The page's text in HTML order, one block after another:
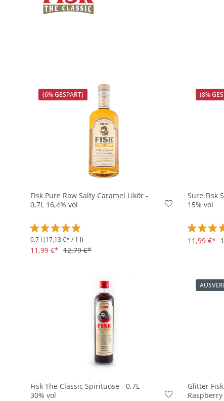
(6% GESPART)
Fisk Pure Raw Salty Caramel Likör -
0,7L 16,4% vol
Durchschnittliche Bewertung von 5 von 5 Sternen
0.7 l (17,13 €* / 1 l)
11,99 €* 12,79 €*
In den Korb
(8%
Sure Fisk
15% vol
11,99 €*
Fisk The Classic Spirituose - 0,7L
30% vol
In den Korb
Glitter
Raspberry